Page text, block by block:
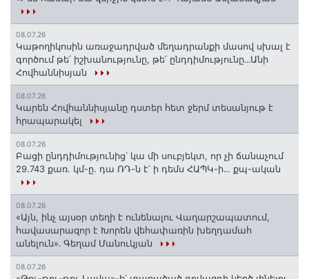
08.07.26
Կաթողիկոսին առաջադրված մեղադրանքի մասով սխալ է
գործում թե՛ իշխանությունը, թե՛ ընդդիմությունը․․․Անի
Հովհաննիսյան
08.07.26
Կարեն Հովհաննիսյանը դստեր հետ ջերմ տեսանյութ է
հրապարակել
08.07.26
Բացի ընդդիմությունից՝ կա մի սուբյեկտ, որ չի ճանաչում
29.743 քառ. կմ-ը. դա ՌԴ-ն է՝ ի դեմս ՀԱՊԿ-ի․․. քպ-ական
08.07.26
«Այն, ինչ այսօր տեղի է ունենալու Վաղարշապատում,
հավասարազոր է Խորեն վեհափառին խեղդամահ
անելուն»․ Գեղամ Մանուկյան
08.07.26